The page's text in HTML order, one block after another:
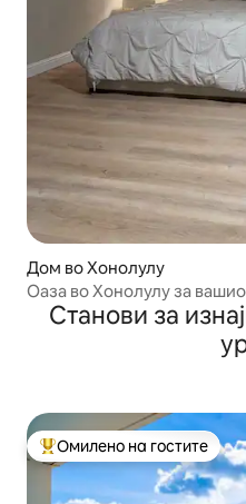
Дом во Хонолулу
Оаза во Хонолулу за
Станови за
Меѓу најуспешните
Омилено на гостите